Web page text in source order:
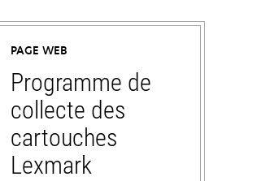
PAGE WEB
Programme de
collecte des
cartouches
Lexmark